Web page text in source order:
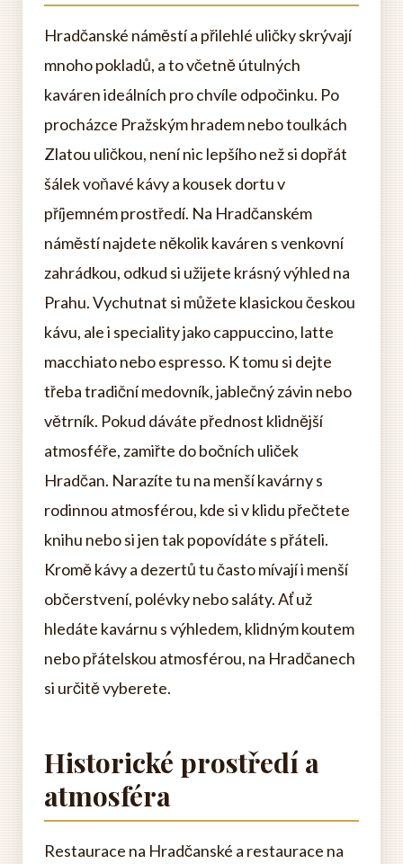
Hradčanské náměstí a přilehlé uličky skrývají
mnoho pokladů, a to včetně útulných
kaváren ideálních pro chvíle odpočinku. Po
procházce Pražským hradem nebo toulkách
Zlatou uličkou, není nic lepšího než si dopřát
šálek voňavé kávy a kousek dortu v
příjemném prostředí. Na Hradčanském
náměstí najdete několik kaváren s venkovní
zahrádkou, odkud si užijete krásný výhled na
Prahu. Vychutnat si můžete klasickou českou
kávu, ale i speciality jako cappuccino, latte
macchiato nebo espresso. K tomu si dejte
třeba tradiční medovník, jablečný závin nebo
větrník. Pokud dáváte přednost klidnější
atmosféře, zamiřte do bočních uliček
Hradčan. Narazíte tu na menší kavárny s
rodinnou atmosférou, kde si v klidu přečtete
knihu nebo si jen tak popovídáte s přáteli.
Kromě kávy a dezertů tu často mívají i menší
občerstvení, polévky nebo saláty. Ať už
hledáte kavárnu s výhledem, klidným koutem
nebo přátelskou atmosférou, na Hradčanech
si určitě vyberete.
Historické prostředí a
atmosféra
Restaurace na Hradčanské a restaurace na